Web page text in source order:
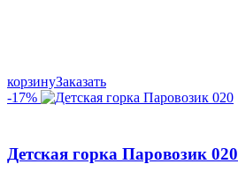
корзинуЗаказать
-17%
Детская горка Паровозик 020